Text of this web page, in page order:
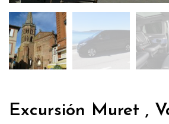
Excursión Muret ,